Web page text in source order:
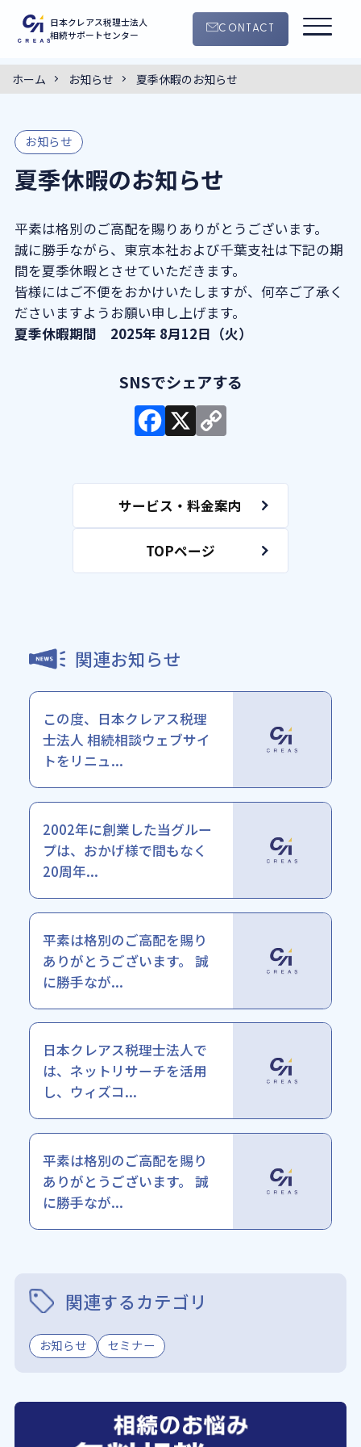
日本クレアス税理士法人
相続サポートセンター
CONTACT
0120-55-4145 CONTACT
クレアスの特徴
コラム
よくある質問
ホーム お知らせ 夏季休暇のお知らせ
お知らせ
夏季休暇のお知らせ
平素は格別のご高配を賜りありがとうございます。
誠に勝手ながら、東京本社および千葉支社は下記の期
間を夏季休暇とさせていただきます。
皆様にはご不便をおかけいたしますが、何卒ご了承く
ださいますようお願い申し上げます。
夏季休暇期間 2025年 8月12日（火）
TOPページ
サービス・料金案内
関連お知らせ
この度、日本クレアス税理
士法人 相続相談ウェブサイ
トをリニュ...
2002年に創業した当グルー
プは、おかげ様で間もなく
20周年...
平素は格別のご高配を賜り
ありがとうございます。 誠
に勝手なが...
日本クレアス税理士法人で
は、ネットリサーチを活用
し、ウィズコ...
平素は格別のご高配を賜り
ありがとうございます。 誠
に勝手なが...
関連するカテゴリ
お知らせ セミナー